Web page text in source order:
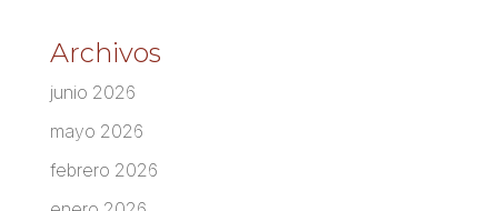
Archivos
junio 2026
mayo 2026
febrero 2026